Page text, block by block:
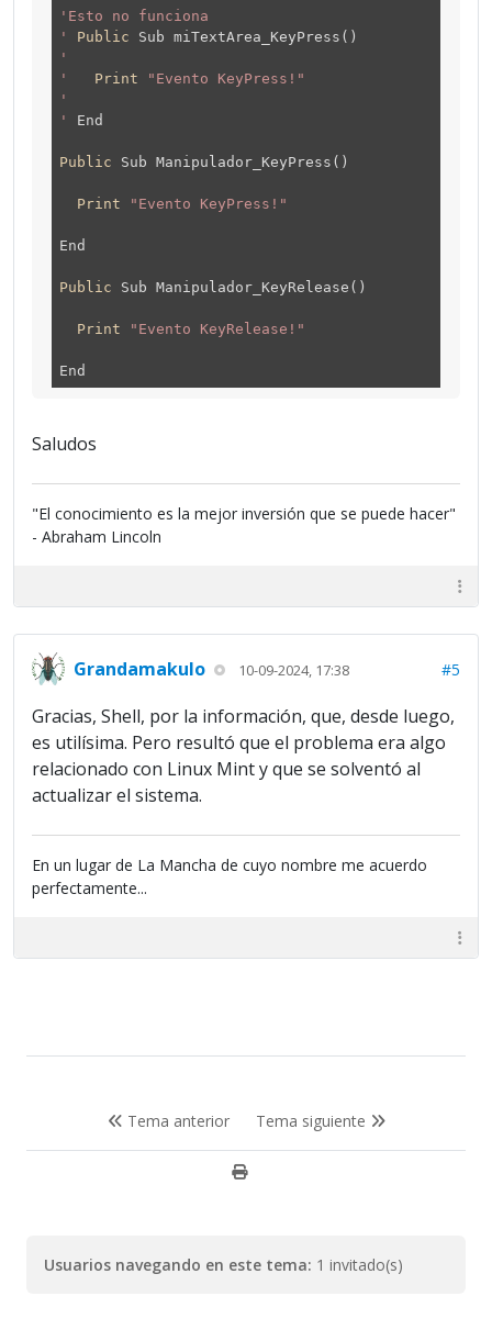
'Esto no funciona
'
Public Sub miTextArea_KeyPress()
'
'
Print
"Evento KeyPress!"
'
'
End
Public Sub Manipulador_KeyPress()
Print "Evento KeyPress!"
End
Public Sub Manipulador_KeyRelease()
Print "Evento KeyRelease!"
End
Saludos
"El conocimiento es la mejor inversión que se puede hacer"
- Abraham Lincoln
Grandamakulo 10-09-2024, 17:38 #5
Gracias, Shell, por la información, que, desde luego,
es utilísima. Pero resultó que el problema era algo
relacionado con Linux Mint y que se solventó al
actualizar el sistema.
En un lugar de La Mancha de cuyo nombre me acuerdo
perfectamente...
Tema anterior Tema siguiente
Usuarios navegando en este tema: 1 invitado(s)